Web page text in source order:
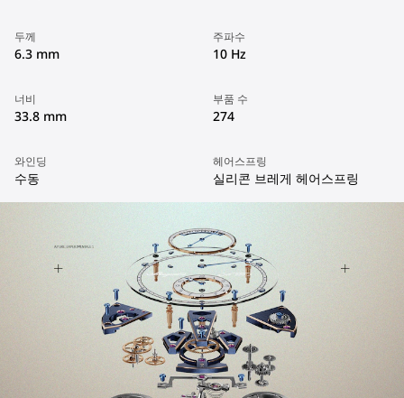
두께
6.3 mm
주파수
10 Hz
너비
33.8 mm
부품 수
274
와인딩
수동
헤어스프링
실리콘 브레게 헤어스프링